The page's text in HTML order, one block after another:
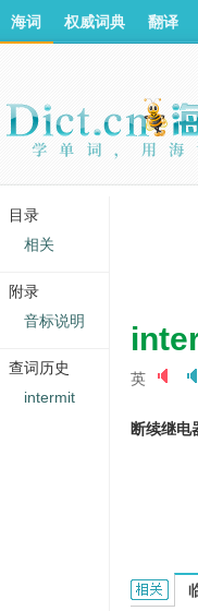
英
断续继电
海词 权威词典 翻译
目录
相关
附录
音标说明
查词历史
intermit